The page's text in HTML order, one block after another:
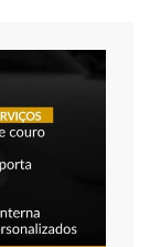
AJUDAR NA
EM UM
FOME E MISÉRIA
FEDERAL